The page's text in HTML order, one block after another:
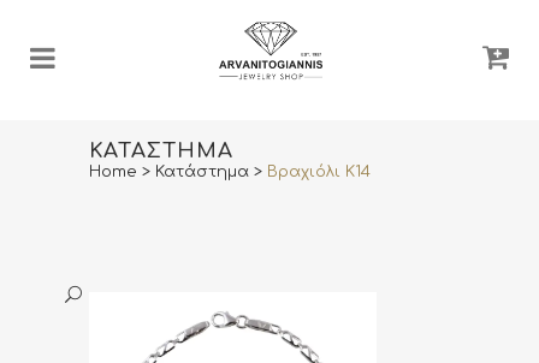
ΚΑΤΆΣΤΗΜΑ
Home > Κατάστημα > Βραχιόλι Κ14